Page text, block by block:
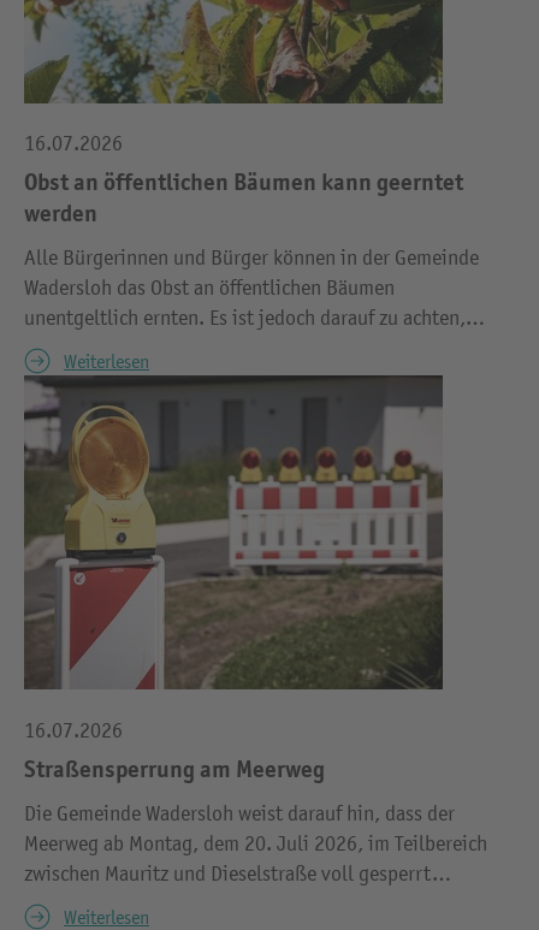
16.07.2026
Obst an öffentlichen Bäumen kann geerntet
werden
Alle Bürgerinnen und Bürger können in der Gemeinde
Wadersloh das Obst an öffentlichen Bäumen
unentgeltlich ernten. Es ist jedoch darauf zu achten,…
Weiterlesen
16.07.2026
Straßensperrung am Meerweg
Die Gemeinde Wadersloh weist darauf hin, dass der
Meerweg ab Montag, dem 20. Juli 2026, im Teilbereich
zwischen Mauritz und Dieselstraße voll gesperrt…
Weiterlesen